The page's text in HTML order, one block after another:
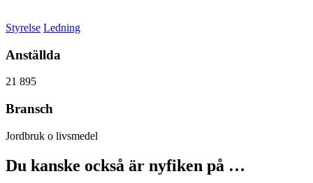
Styrelse Ledning
Anställda
21 895
Bransch
Jordbruk o livsmedel
Du kanske också är nyfiken på …